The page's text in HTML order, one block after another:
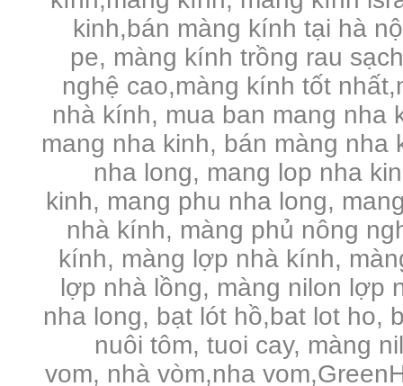
kinh,bán màng kính tại hà
pe, màng kính trồng rau
nghệ cao,màng kính tốt
nhà kính, mua ban mang nha
mang nha kinh, bán màng nha
nha long, mang lop nha
kinh, mang phu nha long,
nhà kính, màng phủ nông
kính, màng lợp nhà kính,
lợp nhà lồng, màng nilon lợp
nha long, bạt lót hồ,bat lot ho,
nuôi tôm, tuoi cay, màng
vom, nhà vòm,nha